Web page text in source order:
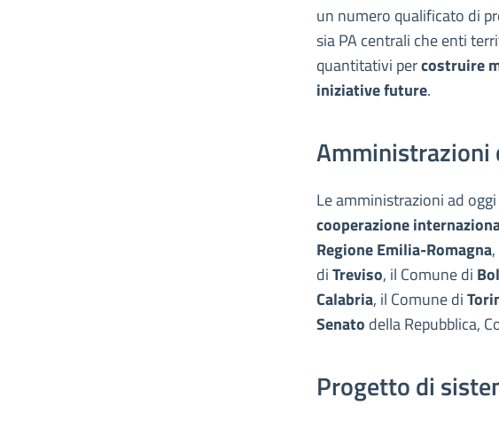
un numero qualificato di
sia PA centrali che enti
quantitativi percostruire
iniziative future.
Amministrazioni
Le amministrazioni ad
cooperazione
Regione Emilia-Romagna
diTreviso, il Comune di
Calabria, il Comune di
Senato della Repubblica,
Progetto di